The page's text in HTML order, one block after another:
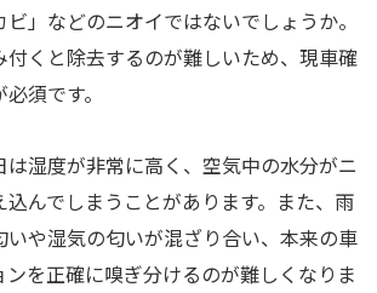
ビ」などのニオイではないでしょうか。
付くと除去するのが難しいため、現車確
須です。
は湿度が非常に高く、空気中の水分がニ
んでしまうことがあります。また、雨
いや湿気の匂いが混ざり合い、本来の車
を正確に嗅ぎ分けるのが難しくなりま